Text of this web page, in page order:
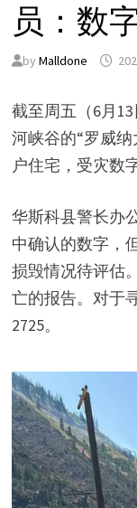
员：数
by Malldone
截至周五（6月
河峡谷的“罗威纳
户住宅，受灾数
华斯科县警长办
中确认的数字，
损毁情况待评估
亡的报告。对于
2725。